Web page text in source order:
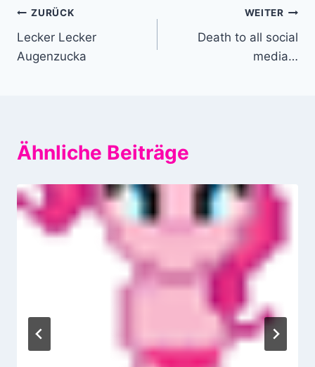
Beitragsnavigation
ZURÜCK
Lecker Lecker
Augenzucka
WEITER
Death to all social
media…
Ähnliche Beiträge